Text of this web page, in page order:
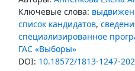
Ключевые слова:
список кандидатов,
специализированное
ГАС «Выборы»
DOI: 10.18572/1813-1247-